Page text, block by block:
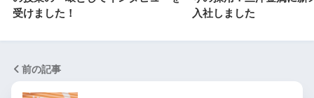
受けました！
入社しました
前の記事